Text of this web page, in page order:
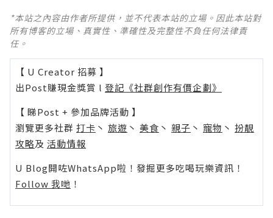
*本站之內容由作者所提供，並不代表本站的立場。因此本站對
所有博客的立場、真實性、準確性及完整性不負任何法律責
任。
【 U Creator 招募 】
出Post賺現金獎賞 l 登記《社群創作有價企劃》
【 睇Post + 參加品牌活動 】
瀏覽更多社群 打卡 丶 旅遊 丶 美食 丶 親子 丶 寵物 丶 扮靚
攻略及 活動情報
U Blog開咗WhatsApp啦！發掘更多吃喝玩樂資訊！
Follow 我哋 ！